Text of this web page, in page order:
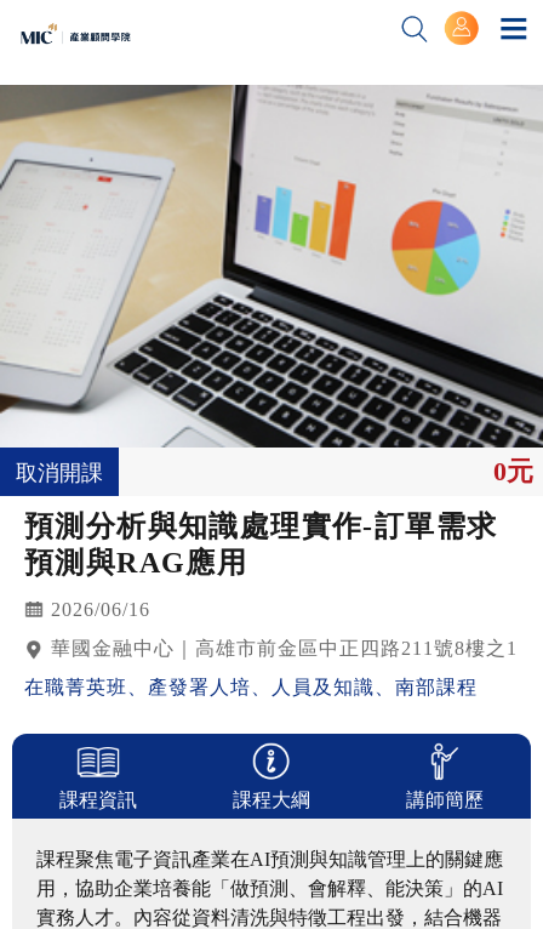
預測分析與知識處理實作-訂單需求
預測與RAG應用
取消開課 0元
2026/06/16
華國金融中心｜高雄市前金區中正四路211號8樓之1
在職菁英班
產發署人培 人員及知識 南部課程
課程資訊 課程大綱 講師簡歷
課程聚焦電子資訊產業在AI預測與知識管理上的關鍵應
用，協助企業培養能「做預測、會解釋、能決策」的AI
實務人才。內容從資料清洗與特徵工程出發，結合機器